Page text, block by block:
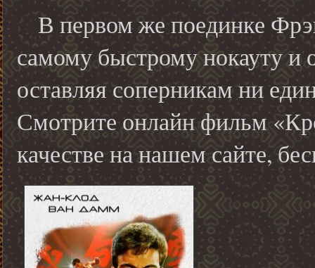
В первом же поединке
самому быстрому нокауту и
оставляя соперникам ни
Смотрите онлайн фильм
качестве на нашем сайте,